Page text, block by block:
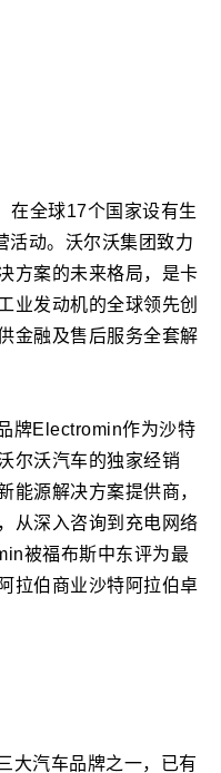
在全球17个国家设有生
活动。沃尔沃集团致力
方案的未来格局，是卡
业发动机的全球领先创
金融及售后服务全套解
牌Electromin作为沙特
尔沃汽车的独家经销
能源解决方案提供商，
从深入咨询到充电网络
被福布斯中东评为最
拉伯商业沙特阿拉伯卓